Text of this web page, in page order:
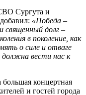
Сургута и
добавил: «Победа –
священный долг –
в поколение, как
о силе и отваге
должна вести нас к
концертная
и гостей города